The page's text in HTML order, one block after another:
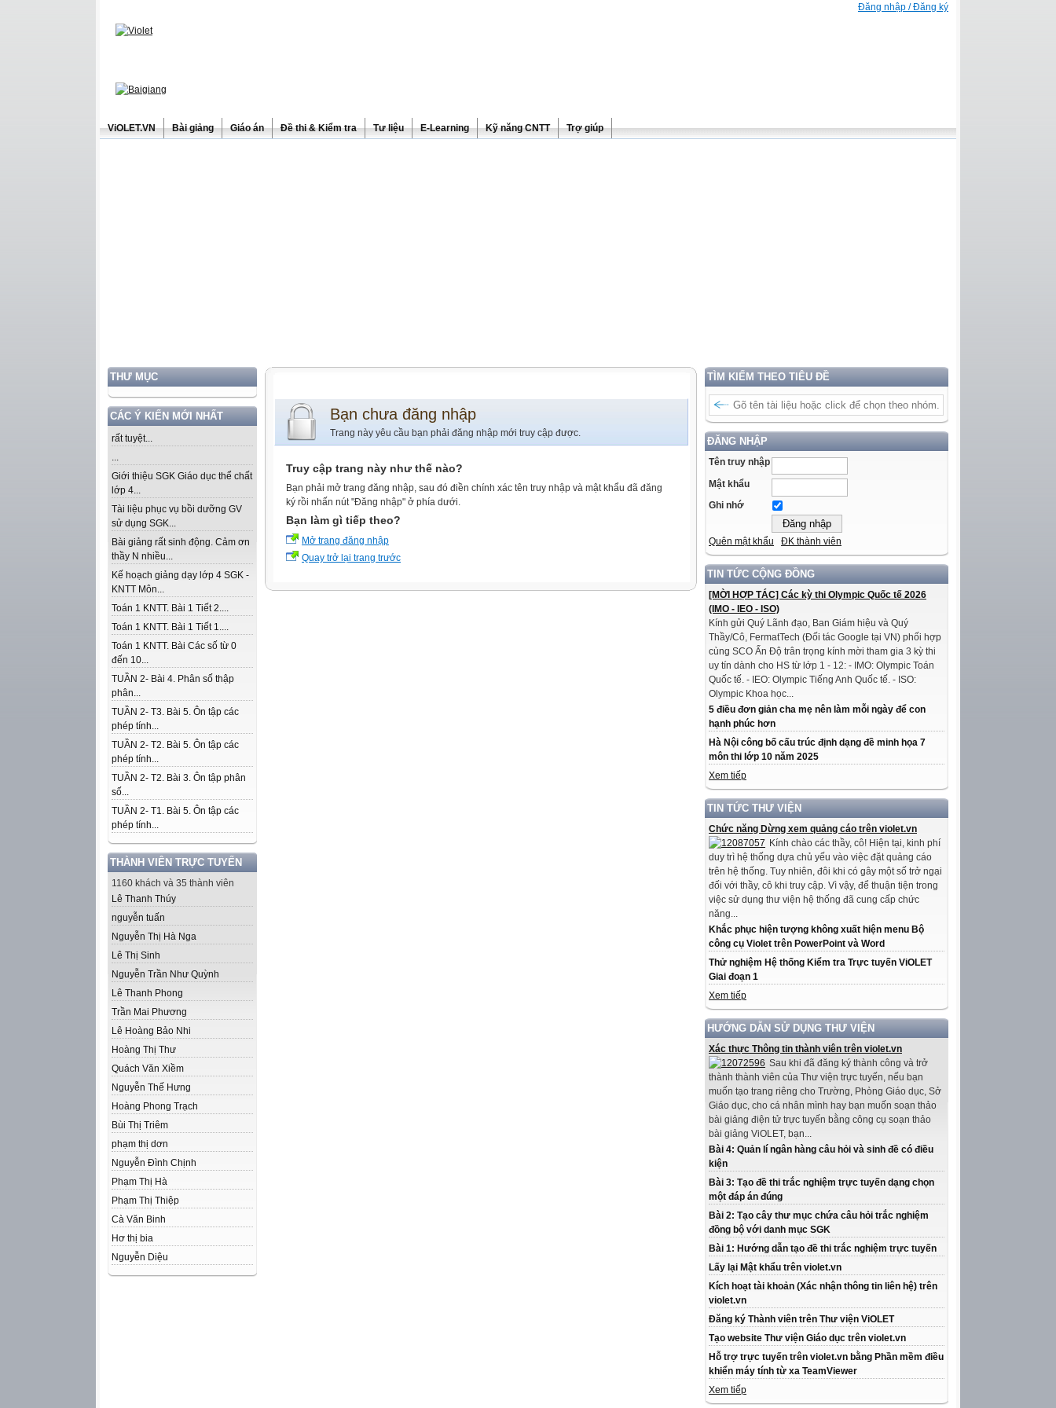
Đăng nhập / Đăng ký
ViOLET.VN Bài giảng Giáo án Đề thi & Kiểm tra Tư liệu E-Learning Kỹ năng CNTT Trợ giúp
THƯ MỤC
CÁC Ý KIẾN MỚI NHẤT
rất tuyệt...
...
Giới thiệu SGK Giáo dục thể chất
lớp 4...
Tài liệu phục vụ bồi dưỡng GV
sử dụng SGK...
Bài giảng rất sinh động. Cảm ơn
thầy N nhiều...
Kế hoạch giảng dạy lớp 4 SGK -
KNTT Môn...
Toán 1 KNTT. Bài 1 Tiết 2....
Toán 1 KNTT. Bài 1 Tiết 1....
Toán 1 KNTT. Bài Các số từ 0
đến 10...
TUẦN 2- Bài 4. Phân số thập
phân...
TUẦN 2- T3. Bài 5. Ôn tập các
phép tính...
TUẦN 2- T2. Bài 5. Ôn tập các
phép tính...
TUẦN 2- T2. Bài 3. Ôn tập phân
số...
TUẦN 2- T1. Bài 5. Ôn tập các
phép tính...
THÀNH VIÊN TRỰC TUYẾN
1160 khách và 35 thành viên
Lê Thanh Thúy
nguyễn tuấn
Nguyễn Thị Hà Nga
Lê Thị Sinh
Nguyễn Trần Như Quỳnh
Lê Thanh Phong
Trần Mai Phương
Lê Hoàng Bảo Nhi
Hoàng Thị Thư
Quách Văn Xiềm
Nguyễn Thế Hưng
Hoàng Phong Trạch
Bùi Thị Triêm
phạm thị dơn
Nguyễn Đình Chịnh
Phạm Thị Hà
Phạm Thị Thiệp
Cà Văn Binh
Hơ thị bia
Nguyễn Diệu
TÌM KIẾM THEO TIÊU ĐỀ
ĐĂNG NHẬP
Tên truy nhập
Mật khẩu
Ghi nhớ
Quên mật khẩu ĐK thành viên
TIN TỨC CỘNG ĐỒNG
[MỜI HỢP TÁC] Các kỳ thi Olympic Quốc tế 2026
(IMO - IEO - ISO)
Kính gửi Quý Lãnh đạo, Ban Giám hiệu và Quý
Thầy/Cô, FermatTech (Đối tác Google tại VN) phối hợp
cùng SCO Ấn Độ trân trọng kính mời tham gia 3 kỳ thi
uy tín dành cho HS từ lớp 1 - 12: - IMO: Olympic Toán
Quốc tế. - IEO: Olympic Tiếng Anh Quốc tế. - ISO:
Olympic Khoa học...
5 điều đơn giản cha mẹ nên làm mỗi ngày để con
hạnh phúc hơn
Hà Nội công bố cấu trúc định dạng đề minh họa 7
môn thi lớp 10 năm 2025
Xem tiếp
TIN TỨC THƯ VIỆN
Chức năng Dừng xem quảng cáo trên violet.vn
Kính chào các thầy, cô! Hiện tại, kinh phí
duy trì hệ thống dựa chủ yếu vào việc đặt quảng cáo
trên hệ thống. Tuy nhiên, đôi khi có gây một số trở ngại
đối với thầy, cô khi truy cập. Vì vậy, để thuận tiện trong
việc sử dụng thư viện hệ thống đã cung cấp chức
năng...
Khắc phục hiện tượng không xuất hiện menu Bộ
công cụ Violet trên PowerPoint và Word
Thử nghiệm Hệ thống Kiểm tra Trực tuyến ViOLET
Giai đoạn 1
Xem tiếp
HƯỚNG DẪN SỬ DỤNG THƯ VIỆN
Xác thực Thông tin thành viên trên violet.vn
Sau khi đã đăng ký thành công và trở
thành thành viên của Thư viện trực tuyến, nếu bạn
muốn tạo trang riêng cho Trường, Phòng Giáo dục, Sở
Giáo dục, cho cá nhân mình hay bạn muốn soạn thảo
bài giảng điện tử trực tuyến bằng công cụ soạn thảo
bài giảng ViOLET, bạn...
Bài 4: Quản lí ngân hàng câu hỏi và sinh đề có điều
kiện
Bài 3: Tạo đề thi trắc nghiệm trực tuyến dạng chọn
một đáp án đúng
Bài 2: Tạo cây thư mục chứa câu hỏi trắc nghiệm
đồng bộ với danh mục SGK
Bài 1: Hướng dẫn tạo đề thi trắc nghiệm trực tuyến
Lấy lại Mật khẩu trên violet.vn
Kích hoạt tài khoản (Xác nhận thông tin liên hệ) trên
violet.vn
Đăng ký Thành viên trên Thư viện ViOLET
Tạo website Thư viện Giáo dục trên violet.vn
Hỗ trợ trực tuyến trên violet.vn bằng Phần mềm điều
khiển máy tính từ xa TeamViewer
Xem tiếp
Bạn chưa đăng nhập
Trang này yêu cầu bạn phải đăng nhập mới truy cập được.
Truy cập trang này như thế nào?
Bạn phải mở trang đăng nhập, sau đó điền chính xác tên truy nhập và mật khẩu đã đăng
ký rồi nhấn nút "Đăng nhập" ở phía dưới.
Bạn làm gì tiếp theo?
Mở trang đăng nhập
Quay trở lại trang trước